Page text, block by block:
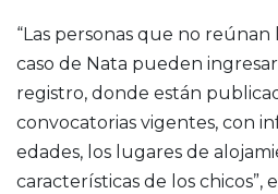
“Las personas que no reúnan
caso de Nata pueden
registro, donde están
convocatorias vigentes, con
edades, los lugares de
características de los chicos”,